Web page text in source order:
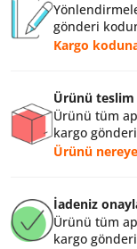
gönderi
Kargo
Ürünü
Ürünü tüm
kargo
Ürünü
İadeniz
Ürünü tüm
kargo